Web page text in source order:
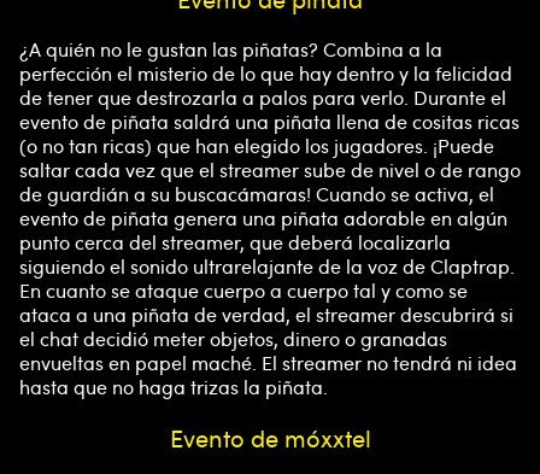
¿A quién no le gustan las piñatas? Combina a la
perfección el misterio de lo que hay dentro y la felicidad
de tener que destrozarla a palos para verlo. Durante el
evento de piñata saldrá una piñata llena de cositas ricas
(o no tan ricas) que han elegido los jugadores. ¡Puede
saltar cada vez que el streamer sube de nivel o de rango
de guardián a su buscacámaras! Cuando se activa, el
evento de piñata genera una piñata adorable en algún
punto cerca del streamer, que deberá localizarla
siguiendo el sonido ultrarelajante de la voz de Claptrap.
En cuanto se ataque cuerpo a cuerpo tal y como se
ataca a una piñata de verdad, el streamer descubrirá si
el chat decidió meter objetos, dinero o granadas
envueltas en papel maché. El streamer no tendrá ni idea
hasta que no haga trizas la piñata.
Evento de móxxtel